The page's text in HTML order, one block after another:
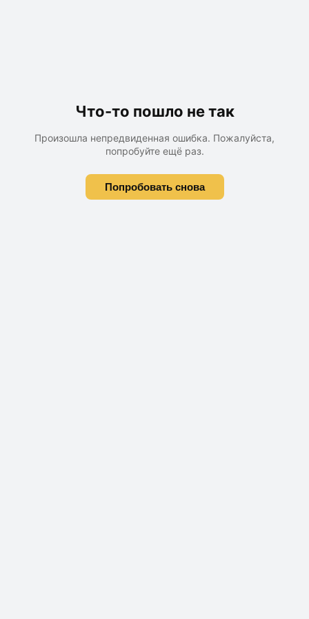
Что-то пошло не так
Произошла непредвиденная ошибка. Пожалуйста,
попробуйте ещё раз.
Попробовать снова